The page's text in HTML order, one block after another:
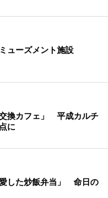
ューズメント施設
換カフェ」 平成カルチ
に
した炒飯弁当」 命日の